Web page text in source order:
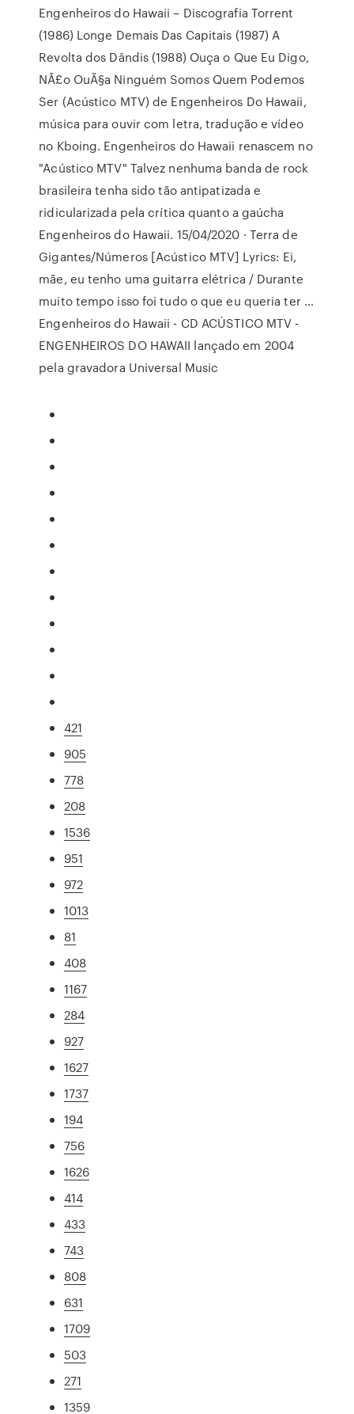
Engenheiros do Hawaii – Discografia Torrent
(1986) Longe Demais Das Capitais (1987) A
Revolta dos Dândis (1988) Ouça o Que Eu Digo,
NÃ£o OuÃ§a Ninguém Somos Quem Podemos
Ser (Acústico MTV) de Engenheiros Do Hawaii,
música para ouvir com letra, tradução e vídeo
no Kboing. Engenheiros do Hawaii renascem no
"Acústico MTV" Talvez nenhuma banda de rock
brasileira tenha sido tão antipatizada e
ridicularizada pela crítica quanto a gaúcha
Engenheiros do Hawaii. 15/04/2020 · Terra de
Gigantes/Números [Acústico MTV] Lyrics: Ei,
mãe, eu tenho uma guitarra elétrica / Durante
muito tempo isso foi tudo o que eu queria ter …
Engenheiros do Hawaii - CD ACÚSTICO MTV -
ENGENHEIROS DO HAWAII lançado em 2004
pela gravadora Universal Music
421
905
778
208
1536
951
972
1013
81
408
1167
284
927
1627
1737
194
756
1626
414
433
743
808
631
1709
503
271
1359